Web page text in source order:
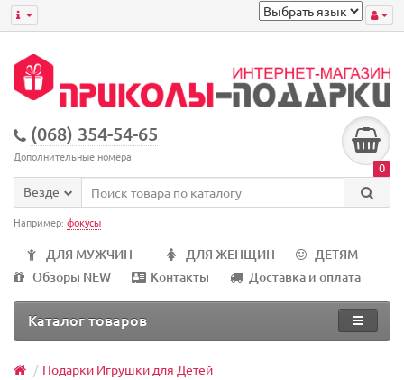
(068) 354-54-65
Дополнительные номера
0
Везде
Например: фокусы
ДЛЯ МУЖЧИН ДЛЯ ЖЕНЩИН
ДЕТЯМ
Обзоры NEW
Контакты Доставка и оплата
Каталог товаров
Подарки Игрушки для Детей